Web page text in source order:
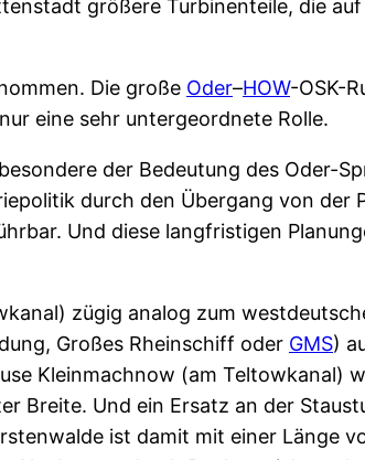
größere Turbinenteile, die
Die große Oder–HOW-OSK-
eine sehr untergeordnete Rolle.
der Bedeutung des Oder-
durch den Übergang von
Und diese langfristigen
zügig analog zum
Großes Rheinschiff oder GMS)
Kleinmachnow (am Teltowkanal)
Breite. Und ein Ersatz an der
ist damit mit einer Länge